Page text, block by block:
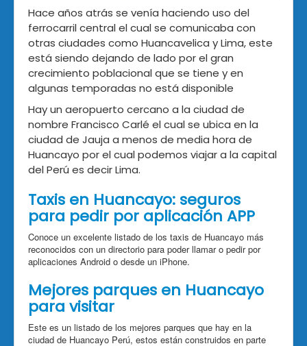
Hace años atrás se venía haciendo uso del
ferrocarril central el cual se comunicaba con
otras ciudades como Huancavelica y Lima, este
está siendo dejando de lado por el gran
crecimiento poblacional que se tiene y en
algunas temporadas no está disponible
Hay un aeropuerto cercano a la ciudad de
nombre Francisco Carlé el cual se ubica en la
ciudad de Jauja a menos de media hora de
Huancayo por el cual podemos viajar a la capital
del Perú es decir Lima.
Taxis en Huancayo: seguros
para pedir por aplicación APP
Conoce un excelente listado de los taxis de Huancayo más
reconocidos con un directorio para poder llamar o pedir por
aplicaciones Android o desde un iPhone.
Mejores parques en Huancayo
para visitar
Este es un listado de los mejores parques que hay en la
ciudad de Huancayo Perú, estos están construidos en parte